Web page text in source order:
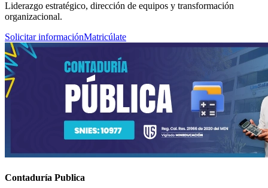
Liderazgo estratégico, dirección de equipos y transformación
organizacional.
Solicitar informaciónMatricúlate
Contaduría Publica